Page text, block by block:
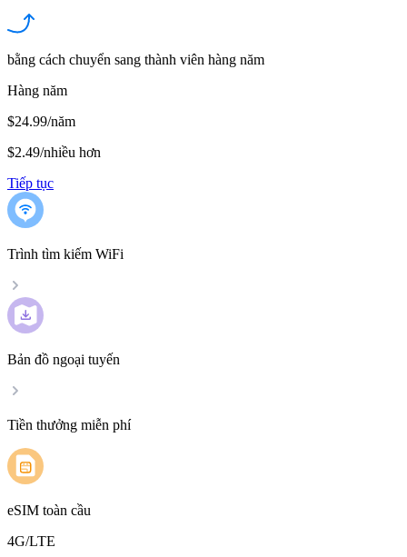
bằng cách chuyển sang thành viên hàng năm
Hàng năm
$24.99/năm
$2.49/nhiều hơn
Tiếp tục
Trình tìm kiếm WiFi
Bản đồ ngoại tuyến
Tiền thưởng miễn phí
eSIM toàn cầu
4G/LTE